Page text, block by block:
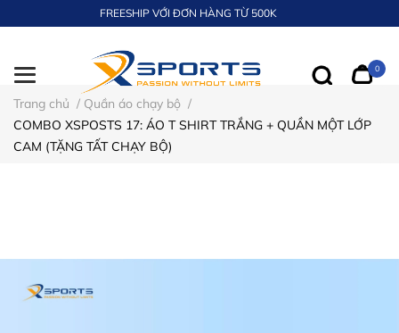
FREESHIP VỚI ĐƠN HÀNG TỪ 500K
0
Trang chủ / Quần áo chạy bộ /
COMBO XSPOSTS 17: ÁO T SHIRT TRẮNG + QUẦN MỘT LỚP
CAM (TẶNG TẤT CHẠY BỘ)